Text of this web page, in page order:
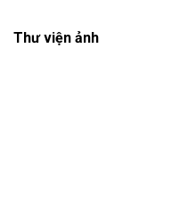
Thư viện ảnh